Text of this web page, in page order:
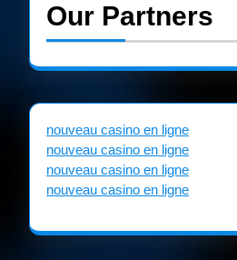
Our Partners
nouveau casino en ligne
nouveau casino en ligne
nouveau casino en ligne
nouveau casino en ligne